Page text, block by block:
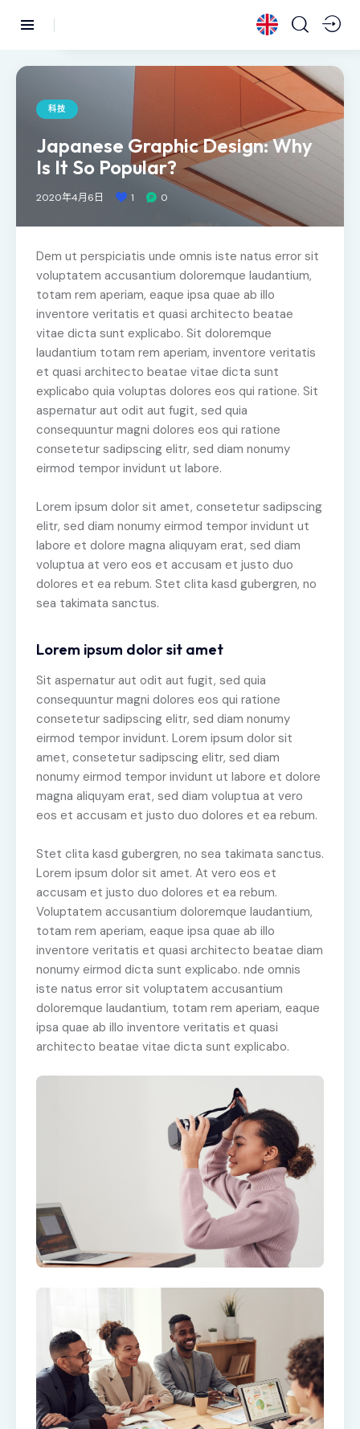
科技
Japanese Graphic Design: Why
Is It So Popular?
2020年4月6日 1 0
Dem ut perspiciatis unde omnis iste natus error sit
voluptatem accusantium doloremque laudantium,
totam rem aperiam, eaque ipsa quae ab illo
inventore veritatis et quasi architecto beatae
vitae dicta sunt explicabo. Sit doloremque
laudantium totam rem aperiam, inventore veritatis
et quasi architecto beatae vitae dicta sunt
explicabo quia voluptas dolores eos qui ratione. Sit
aspernatur aut odit aut fugit, sed quia
consequuntur magni dolores eos qui ratione
consetetur sadipscing elitr, sed diam nonumy
eirmod tempor invidunt ut labore.
Lorem ipsum dolor sit amet, consetetur sadipscing
elitr, sed diam nonumy eirmod tempor invidunt ut
labore et dolore magna aliquyam erat, sed diam
voluptua at vero eos et accusam et justo duo
dolores et ea rebum. Stet clita kasd gubergren, no
sea takimata sanctus.
Lorem ipsum dolor sit amet
Sit aspernatur aut odit aut fugit, sed quia
consequuntur magni dolores eos qui ratione
consetetur sadipscing elitr, sed diam nonumy
eirmod tempor invidunt. Lorem ipsum dolor sit
amet, consetetur sadipscing elitr, sed diam
nonumy eirmod tempor invidunt ut labore et dolore
magna aliquyam erat, sed diam voluptua at vero
eos et accusam et justo duo dolores et ea rebum.
Stet clita kasd gubergren, no sea takimata sanctus.
Lorem ipsum dolor sit amet. At vero eos et
accusam et justo duo dolores et ea rebum.
Voluptatem accusantium doloremque laudantium,
totam rem aperiam, eaque ipsa quae ab illo
inventore veritatis et quasi architecto beatae diam
nonumy eirmod dicta sunt explicabo. nde omnis
iste natus error sit voluptatem accusantium
doloremque laudantium, totam rem aperiam, eaque
ipsa quae ab illo inventore veritatis et quasi
architecto beatae vitae dicta sunt explicabo.